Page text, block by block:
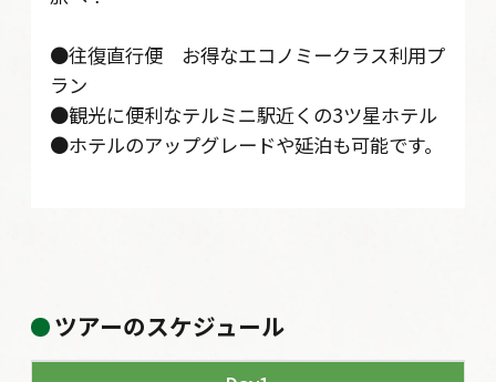
●往復直行便 お得なエコノミークラス利用プ
ラン
●観光に便利なテルミニ駅近くの3ツ星ホテル
●ホテルのアップグレードや延泊も可能です。
ツアーのスケジュール